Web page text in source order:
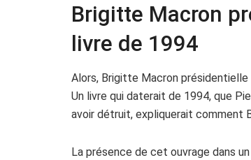
Brigitte Macron
livre de 1994
Alors, Brigitte Macron
Un livre qui daterait de 1994, que
avoir détruit, expliquerait comment
La présence de cet ouvrage dans